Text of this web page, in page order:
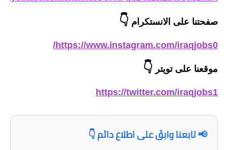
العالي
استمارة القبول المركزي
صفحتنا على الانستكرام 👇
https://www.instagram.com/iraqjobs0/
موقعنا على تويتر 👇
https://twitter.com/iraqjobs1
📢 تابعنا وابقَ على اطلاع دائم 👇